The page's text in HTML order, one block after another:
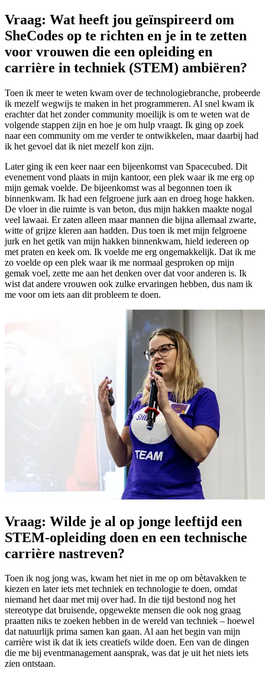
Vraag: Wat heeft jou geïnspireerd om
SheCodes op te richten en je in te zetten
voor vrouwen die een opleiding en
carrière in techniek (STEM) ambiëren?
Toen ik meer te weten kwam over de technologiebranche, probeerde
ik mezelf wegwijs te maken in het programmeren. Al snel kwam ik
erachter dat het zonder community moeilijk is om te weten wat de
volgende stappen zijn en hoe je om hulp vraagt. Ik ging op zoek
naar een community om me verder te ontwikkelen, maar daarbij had
ik het gevoel dat ik niet mezelf kon zijn.
Later ging ik een keer naar een bijeenkomst van Spacecubed. Dit
evenement vond plaats in mijn kantoor, een plek waar ik me erg op
mijn gemak voelde. De bijeenkomst was al begonnen toen ik
binnenkwam. Ik had een felgroene jurk aan en droeg hoge hakken.
De vloer in die ruimte is van beton, dus mijn hakken maakte nogal
veel lawaai. Er zaten alleen maar mannen die bijna allemaal zwarte,
witte of grijze kleren aan hadden. Dus toen ik met mijn felgroene
jurk en het getik van mijn hakken binnenkwam, hield iedereen op
met praten en keek om. Ik voelde me erg ongemakkelijk. Dat ik me
zo voelde op een plek waar ik me normaal gesproken op mijn
gemak voel, zette me aan het denken over dat voor anderen is. Ik
wist dat andere vrouwen ook zulke ervaringen hebben, dus nam ik
me voor om iets aan dit probleem te doen.
Vraag: Wilde je al op jonge leeftijd een
STEM-opleiding doen en een technische
carrière nastreven?
Toen ik nog jong was, kwam het niet in me op om bètavakken te
kiezen en later iets met techniek en technologie te doen, omdat
niemand het daar met mij over had. In die tijd bestond nog het
stereotype dat bruisende, opgewekte mensen die ook nog graag
praatten niks te zoeken hebben in de wereld van techniek – hoewel
dat natuurlijk prima samen kan gaan. Al aan het begin van mijn
carrière wist ik dat ik iets creatiefs wilde doen. Een van de dingen
die me bij eventmanagement aansprak, was dat je uit het niets iets
zien ontstaan.